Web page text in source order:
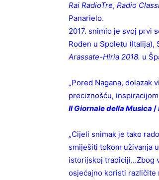
Rai RadioTre, Radio
Panarielo.
2017. snimio je svoj prvi
Rođen u Spoletu
Arassate-Hiria 2018. u
„Pored Nagana,
preciznošću,
Il Giornale della Musica /
„Cijeli snimak je tako
smiješiti tokom uživanja
istorijskoj tradiciji…Zbog
osjećajno koristi različite